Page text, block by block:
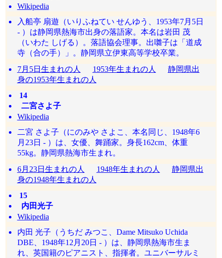
Wikipedia
入船亭 扇遊（いりふねてい せんゆう、1953年7月5日
- ）は静岡県熱海市出身の落語家。本名は岩田 茂
（いわた しげる）。落語協会理事。出囃子は「道成
寺（合の手）」。静岡県立伊東高等学校卒業。
7月5日生まれの人
1953年生まれの人
静岡県出
身の1953年生まれの人
14
二宮さよ子
Wikipedia
二宮 さよ子（にのみや さよこ、本名同じ、1948年6
月23日 - ）は、女優、舞踊家。身長162cm、体重
55kg。静岡県熱海市生まれ。
6月23日生まれの人
1948年生まれの人
静岡県出
身の1948年生まれの人
15
内田光子
Wikipedia
内田 光子（うちだ みつこ、Dame Mitsuko Uchida
DBE、1948年12月20日 - ）は、静岡県熱海市生ま
れ、英国籍のピアニスト、指揮者。ユニバーサルミ